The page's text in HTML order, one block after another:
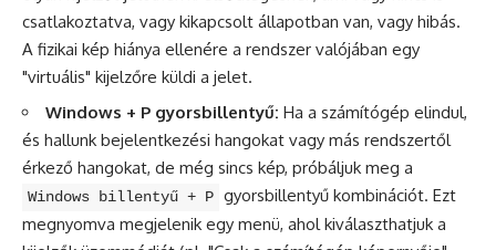
csatlakoztatva, vagy kikapcsolt állapotban van, vagy hibás.
A fizikai kép hiánya ellenére a rendszer valójában egy
"virtuális" kijelzőre küldi a jelet.
Windows + P gyorsbillentyű: Ha a számítógép elindul,
és hallunk bejelentkezési hangokat vagy más rendszertől
érkező hangokat, de még sincs kép, próbáljuk meg a
Windows billentyű + P gyorsbillentyű kombinációt. Ezt
megnyomva megjelenik egy menü, ahol kiválaszthatjuk a